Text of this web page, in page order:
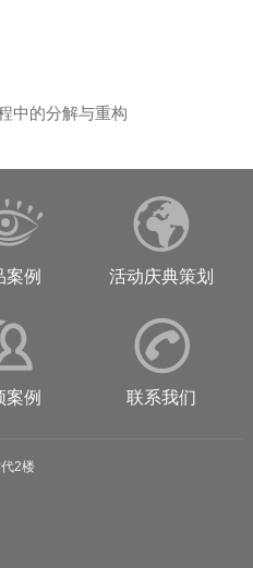
中的分解与重构
案例 活动庆典策划
案例 联系我们
2楼